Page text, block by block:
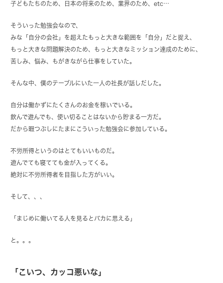
子どもたちのため、日本の将来のため、業界のため、etc…
そういった勉強会なので、
みな「自分の会社」を超えたもっと大きな範囲を「自分」だと捉え、
もっと大きな問題解決のため、もっと大きなミッション達成のために、
苦しみ、悩み、もがきながら仕事をしていた。
そんな中、僕のテーブルにいた一人の社長が話しだした。
自分は働かずにたくさんのお金を稼いでいる。
飲んで遊んでも、使い切ることはないから貯まる一方だ。
だから暇つぶしにたまにこういった勉強会に参加している。
不労所得というのはとてもいいものだ。
遊んでても寝てても金が入ってくる。
絶対に不労所得者を目指した方がいい。
そして、、、
「まじめに働いてる人を見るとバカに思える」
と。。。
「こいつ、カッコ悪いな」